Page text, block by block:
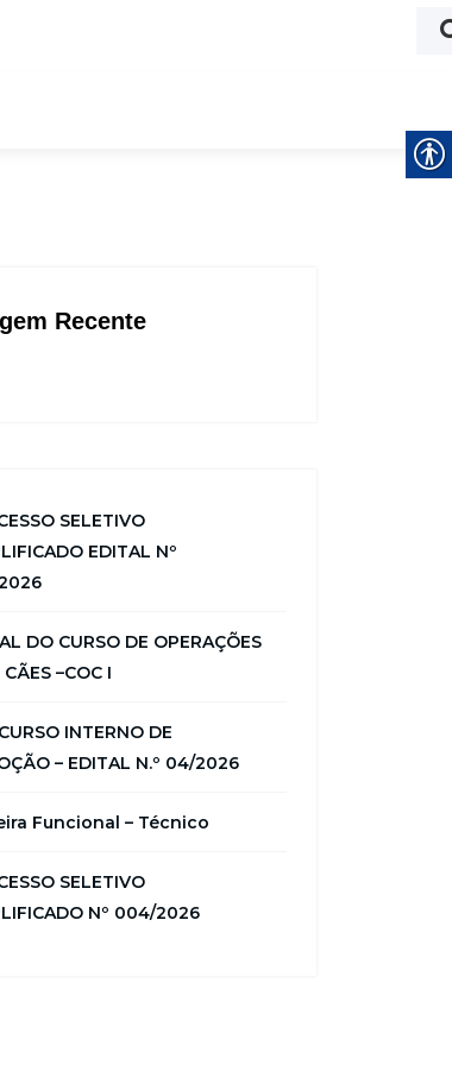
Recente
SELETIVO
EDITAL Nº
DO CURSO DE OPERAÇÕES
–COC I
INTERNO DE
– EDITAL N.º 04/2026
Funcional – Técnico
SELETIVO
Nº 004/2026